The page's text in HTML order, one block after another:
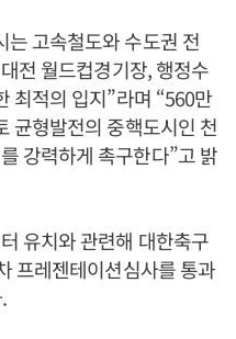
는 고속철도와 수도권 전
전 월드컵경기장, 행정수
최적의 입지”라며 “560만
균형발전의 중핵도시인 천
강력하게 촉구한다”고 밝
유치와 관련해 대한축구
프레젠테이션심사를 통과